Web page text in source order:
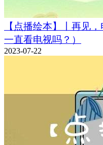
【点播绘本】丨再见
一直看电视吗？）
2023-07-22